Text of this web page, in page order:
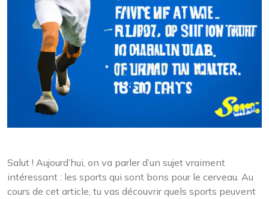
Salut ! Aujourd’hui, on va parler d’un sujet vraiment
intéressant : les sports qui sont bons pour le cerveau. Au
cours de cet article, tu vas découvrir quels sports peuvent